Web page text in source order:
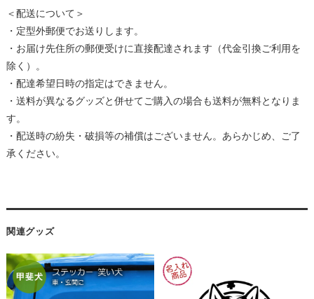
＜配送について＞
・定型外郵便でお送りします。
・お届け先住所の郵便受けに直接配達されます（代金引換ご利用を
除く）。
・配達希望日時の指定はできません。
・送料が異なるグッズと併せてご購入の場合も送料が無料となりま
す。
・配送時の紛失・破損等の補償はございません。あらかじめ、ご了
承ください。
関連グッズ